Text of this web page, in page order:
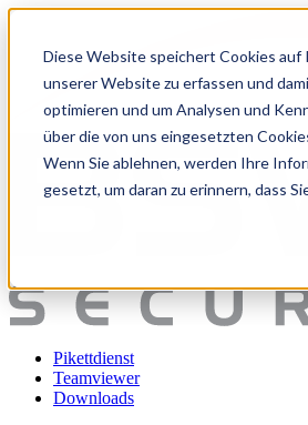
Diese Website speichert Cookies
unserer Website zu erfassen und
optimieren und um Analysen und
über die von uns eingesetzten
Wenn Sie ablehnen, werden Ihre
gesetzt, um daran zu erinnern, dass
Pikettdienst
Teamviewer
Downloads